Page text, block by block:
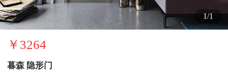
1/1
￥3264
暮森 隐形门